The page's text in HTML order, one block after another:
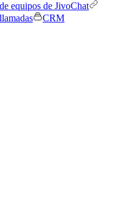
equipos de JivoChat
CRM